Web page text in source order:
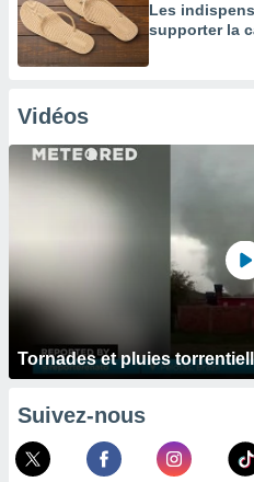
Les
supporter la
Vidéos
Tornades et pluies
Suivez-nous